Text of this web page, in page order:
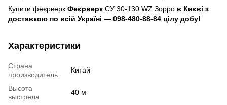
Купити феєрверк Феєрверк СУ 30-130 WZ Зорро в Києві з
доставкою по всій Україні — 098-480-88-84 цілу добу!
Характеристики
Страна
производитель
Китай
Высота
выстрела
40 м